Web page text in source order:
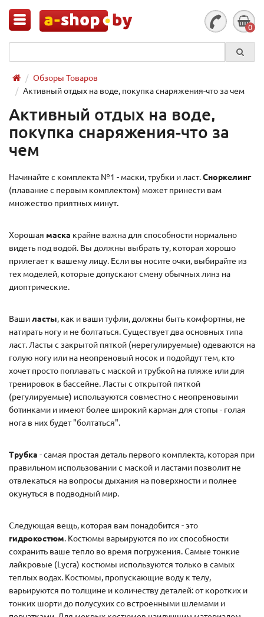
0
Обзоры Товаров
Активный отдых на воде, покупка снаряжения-что за чем
Активный отдых на воде,
покупка снаряжения-что за
чем
Начинайте с комплекта №1 - маски, трубки и ласт.Сноркелинг
(плавание с первым комплектом) может принести вам
множество приятных минут.
Хорошая маска крайне важна для способности нормально
видеть под водой. Вы должны выбрать ту, которая хорошо
прилегает к вашему лицу. Если вы носите очки, выбирайте из
тех моделей, которые допускают смену обычных линз на
диоптрические.
Вашиласты, как и ваши туфли, должны быть комфортны, не
натирать ногу и не болтаться. Существует два основных типа
ласт. Ласты с закрытой пяткой (нерегулируемые) одеваются на
голую ногу или на неопреновый носок и подойдут тем, кто
хочет просто поплавать с маской и трубкой на пляже или для
тренировок в бассейне. Ласты с открытой пяткой
(регулируемые) используются совместно с неопреновыми
ботинками и имеют более широкий карман для стопы - голая
нога в них будет "болтаться".
Трубка - самая простая деталь первого комплекта, которая при
правильном использовании с маской и ластами позволит не
отвлекаться на вопросы дыхания на поверхности и полнее
окунуться в подводный мир.
Следующая вещь, которая вам понадобится - это
гидрокостюм. Костюмы варьируются по их способности
сохранить ваше тепло во время погружения. Самые тонкие
лайкровые (Lycra) костюмы используются только в самых
теплых водах. Костюмы, пропускающие воду к телу,
варьируются по толщине и количеству деталей: от коротких и
тонких шорти до полусухих со встроенными шлемами и